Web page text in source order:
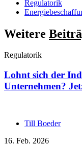
Regulatorik
Weitere
Regulatorik
Lohnt sich der
Unternehmen?
Till Boeder
16. Feb. 2026